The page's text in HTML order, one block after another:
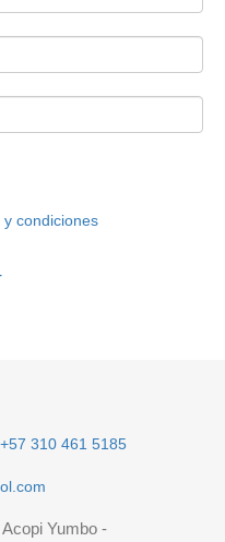
condiciones
+57 310 461 5185
Yumbo -